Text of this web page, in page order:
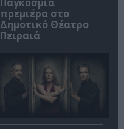
πρεμιέρα στο
Δημοτικό Θέατρο
Πειραιά